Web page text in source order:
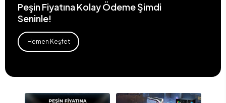
Peşin Fiyatına Kolay Ödeme Şimdi
Seninle!
Hemen Keşfet